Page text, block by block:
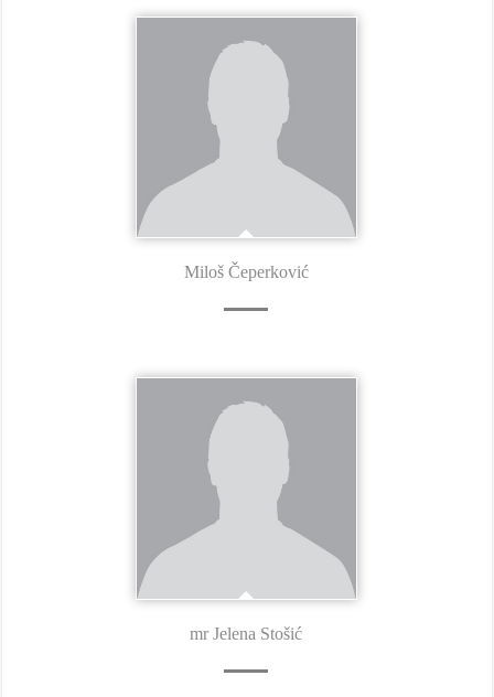
Miloš Čeperković
mr Jelena Stošić